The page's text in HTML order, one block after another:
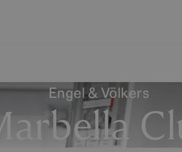
Engel & Völkers